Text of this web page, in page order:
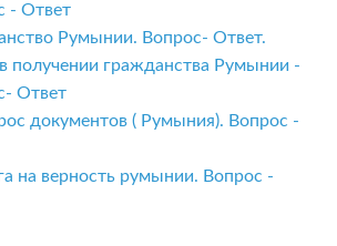
- Ответ
Румынии. Вопрос- Ответ.
получении гражданства Румынии -
Ответ
документов ( Румыния). Вопрос -
на верность румынии. Вопрос -